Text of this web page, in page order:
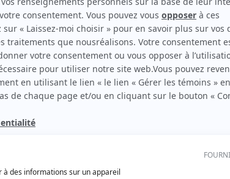
Marcel Cabay
Rôle inconnu
Maud D'Arcy(Rôle inconnu)
Edgar Fruitier(Rôle inconnu)
Gabriel Vigneault(Rôle inconnu )